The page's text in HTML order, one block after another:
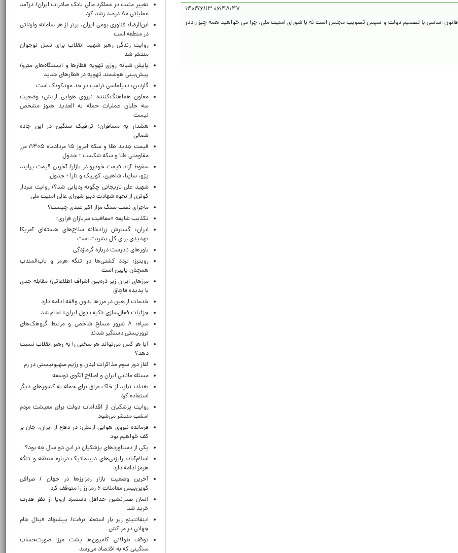
۰۶:۴۸:۴۷ ۱۴۰۴/۶/۱۳
خروج از معاهدات بین المللی وفق اصول ۷۷ و ۲۲۵ قانون اساسی با تصمیم دولت و سپس تصویب مجلس است نه با شورای امنیت ملی. چرا می خواهید همه چیز راددر
تغییر مثبت در عملکرد مالی بانک صادرات ایران/ درآمد
عملیاتی ۸۰ درصد رشد کرد
ابن‌الرضا: فناوری بومی ایران، برتر از هر سامانه وارداتی
در منطقه است
روایت زندگی رهبر شهید انقلاب برای نسل نوجوان
منتشر شد
پایش شبانه روزی تهویه قطارها و ایستگاه‌های مترو/
پیش‌بینی هوشمند تهویه در قطارهای جدید
گاردین: دیپلماسی ترامپ در حد مهدکودک است
معاون هماهنگ‌کننده نیروی هوایی ارتش: وضعیت
سه خلبان عملیات حمله به العدید هنوز مشخص
نیست
هشدار به مسافران؛ ترافیک سنگین در این جاده
شمالی
قیمت جدید طلا و سکه امروز ۱۵ مردادماه ۱۴۰۵/ مرز
مقاومتی طلا و سکه شکست + جدول
سقوط آزاد قیمت خودرو در بازار/ آخرین قیمت پراید،
پژو، ساینا، شاهین، کوییک و تارا + جدول
شهید علی لاریجانی چگونه ردیابی شد؟/ روایت سردار
کوثری از نحوه شهادت دبیر شورای عالی امنیت ملی
ماجرای نصب سنگ مزار اکبر عبدی چیست؟
تکذیب شایعه «معافیت سربازان فراری»
ایران: گسترش زرادخانه سلاح‌های هسته‌ای آمریکا
تهدیدی برای کل بشریت است
باورهای نادرست درباره گرمازدگی
رویترز: تردد کشتی‌ها در تنگه هرمز و باب‌المندب
همچنان پایین است
مرزهای ایران زیر ذره‌بین اشراف اطلاعاتی/ مقابله جدی
با پدیده قاچاق
خدمات اربعین در مرزها بدون وقفه ادامه دارد
جزئیات فعال‌سازی «کیف پول ایران» اعلام شد
سپاه: ۸ شرور مسلح شاخص و مرتبط گروهک‌های
تروریستی دستگیر شدند
آیا هر کس می‌تواند هر سخنی را به رهبر انقلاب نسبت
دهد؟
آغاز دور سوم مذاکرات لبنان و رژیم صهیونیستی در رم
مسئله مانایی ایران و اصلاح الگوی توسعه
بغداد: نباید از خاک عراق برای حمله به کشورهای دیگر
استفاده کرد
روایت پزشکیان از اقدامات دولت برای معیشت مردم
امشب منتشر می‌شود
فرمانده نیروی هوایی ارتش: در دفاع از ایران، جان بر
کف خواهیم بود
یکی از دستاوردهای پزشکیان در این دو سال چه بود؟
اسلام‌آباد: رایزنی‌های دیپلماتیک درباره منطقه و تنگه
هرمز ادامه دارد
آخرین وضعیت بازار رمزارزها در جهان / صرافی
کوین‌بیس معاملات ۶ رمزارز را متوقف کرد
آلمان صدرنشین حداقل دستمزد اروپا از نظر قدرت
خرید شد
اینفانتینو زیر بار استعفا نرفت/ پیشنهاد فینال جام
جهانی در مراکش
توقف طولانی کامیون‌ها پشت مرز؛ صورت‌حساب
سنگینی که به اقتصاد می‌رسد